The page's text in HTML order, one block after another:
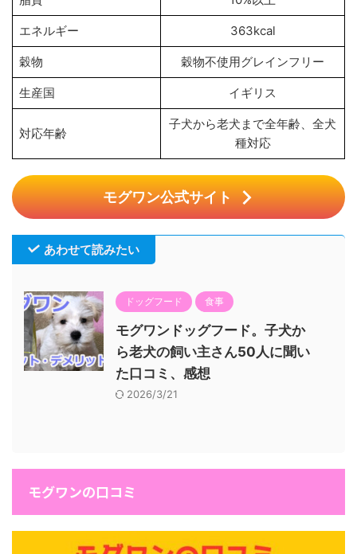
エネルギー 363kcal
穀物 穀物不使用グレインフリー
生産国 イギリス
対応年齢
子犬から老犬まで全年齢、全犬
種対応
モグワン公式サイト
あわせて読みたい
ドッグフード 食事
モグワンドッグフード。子犬か
ら老犬の飼い主さん50人に聞い
た口コミ、感想
2026/3/21
モグワンの口コミ